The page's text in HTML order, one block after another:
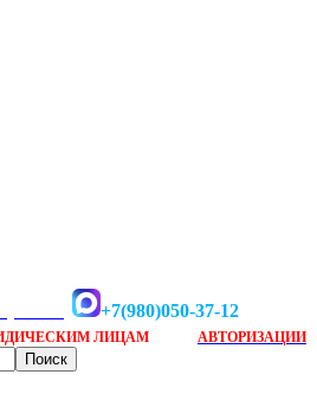
+7(980)050-37-12
ЛИЦАМ АВТОРИЗАЦИИ